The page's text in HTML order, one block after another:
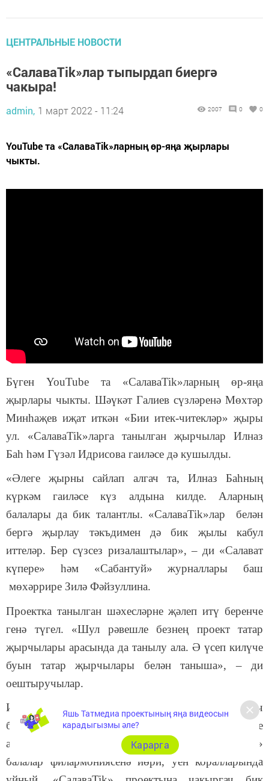
ЦЕНТРАЛЬНЫЕ НОВОСТИ
«СалаваTik»лар тыпырдап биергә
чакыра!
admin, 1 март 2022 - 11:24 2007 0 0
YouTube та «СалаваTik»ларның өр-яңа җырлары
чыкты.
Бүген YouTube та «СалаваTik»ларның өр-яңа
җырлары чыкты. Шәүкәт Галиев сүзләренә Мөхтәр
Минһаҗев иҗат иткән «Бии итек-читекләр» җыры
ул. «СалаваTik»ларга танылган җырчылар Илназ
Баһ һәм Гүзәл Идрисова гаиләсе дә кушылды.
«Әлеге җырны сайлап алгач та, Илназ Баһның
күркәм гаиләсе күз алдына килде. Аларның
балалары да бик талантлы. «СалаваTik»лар белән
бергә җырлау тәкъдимен дә бик җылы кабул
иттеләр. Бер сүзсез ризалаштылар», – ди «Салават
күпере» һәм «Сабантуй» журналлары баш
мөхәррире Зилә Фәйзуллина.
Проектка танылган шәхесләрне җәлеп итү беренче
генә түгел. «Шул рәвешле безнең проект татар
җырчылары арасында да танылу ала. Ә үсеп килүче
буын татар җырчылары белән таныша», – ди
оештыручылар.
Илназ Баһ белән Гүзәл Идрисова гаиләсендә өч
баһадир егет үсеп килә. Алар да сәхнәгә беренче
адымнарын ясыйлар. Олы уллары Камил «Чулпан»
балалар филармониясенә йөри, уен коралларында
Яшь Татмедиа проектының яңа видеосын
карадыгызмы әле?
Карарга